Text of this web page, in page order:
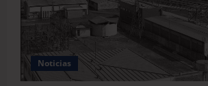
Noticias